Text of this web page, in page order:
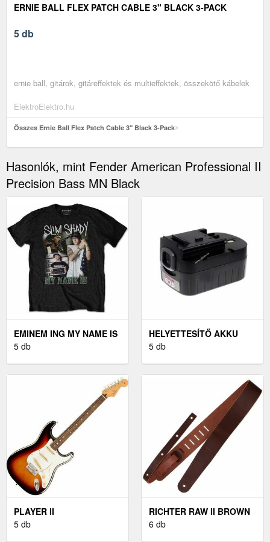
ERNIE BALL FLEX PATCH CABLE 3" BLACK 3-PACK
5 db
ernie ball, gitárok, gitáreffektek és multieffektek, összekötő kábelek
ElektroElektro.hu
Összes Ernie Ball Flex Patch Cable 3" Black 3-Pack
Hasonlók, mint Fender American Professional II
Precision Bass MN Black
EMINEM ING MY NAME IS
HOMAGE UNISEX BLACK
5 db
HELYETTESÍTŐ AKKU
BLACK & DECKER
5 db
PLAYER II
STRATOCASTER RW 3-
5 db
RICHTER RAW II BROWN
BŐR GITÁR HEVEDER
6 db